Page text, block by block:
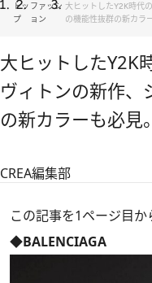
トッ
プ
ファッシ
ョン
大ヒットしたY2K時代
の機能性抜群の新カラ
大ヒットしたY2K
ヴィトンの新作、
の新カラーも必見。
CREA編集部
この記事を1ページ目か
◆BALENCIAGA